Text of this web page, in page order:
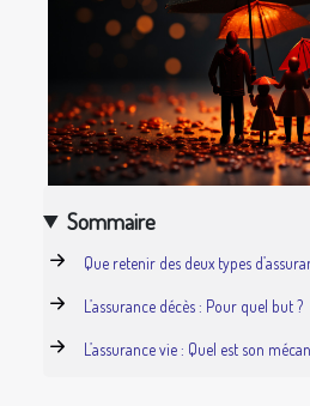
Sommaire
Que retenir des deux types
L’assurance décès : Pour quel but ?
L’assurance vie : Quel est son